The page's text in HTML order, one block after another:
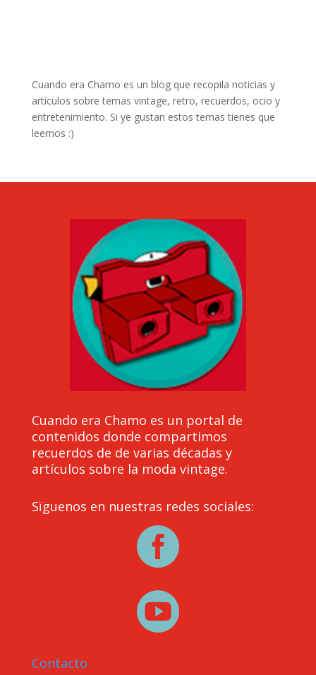
Cuando era Chamo es un blog que recopila noticias y
artículos sobre temas vintage, retro, recuerdos, ocio y
entretenimiento. Si ye gustan estos temas tienes que
leernos :)
Cuando era Chamo es un portal de
contenidos donde compartimos
recuerdos de de varias décadas y
artículos sobre la moda vintage.
Sïguenos en nuestras redes sociales:


Contacto